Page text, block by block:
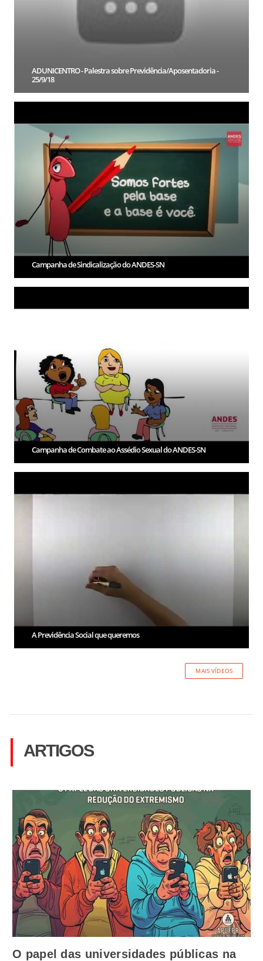
ADUNICENTRO - Palestra sobre Previdência/Aposentadoria -
25/9/18
Campanha de Sindicalização do ANDES-SN
Campanha de Combate ao Assédio Sexual do ANDES-SN
A Previdência Social que queremos
MAIS VÍDEOS
ARTIGOS
O papel das universidades públicas na